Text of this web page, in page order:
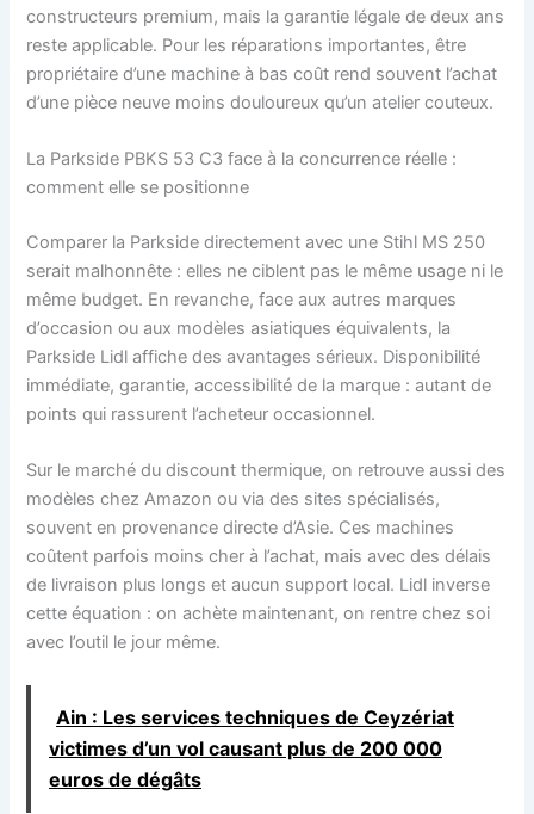
constructeurs premium, mais la garantie légale de deux ans
reste applicable. Pour les réparations importantes, être
propriétaire d’une machine à bas coût rend souvent l’achat
d’une pièce neuve moins douloureux qu’un atelier couteux.
La Parkside PBKS 53 C3 face à la concurrence réelle :
comment elle se positionne
Comparer la Parkside directement avec une Stihl MS 250
serait malhonnête : elles ne ciblent pas le même usage ni le
même budget. En revanche, face aux autres marques
d’occasion ou aux modèles asiatiques équivalents, la
Parkside Lidl affiche des avantages sérieux. Disponibilité
immédiate, garantie, accessibilité de la marque : autant de
points qui rassurent l’acheteur occasionnel.
Sur le marché du discount thermique, on retrouve aussi des
modèles chez Amazon ou via des sites spécialisés,
souvent en provenance directe d’Asie. Ces machines
coûtent parfois moins cher à l’achat, mais avec des délais
de livraison plus longs et aucun support local. Lidl inverse
cette équation : on achète maintenant, on rentre chez soi
avec l’outil le jour même.
Ain : Les services techniques de Ceyzériat
victimes d’un vol causant plus de 200 000
euros de dégâts